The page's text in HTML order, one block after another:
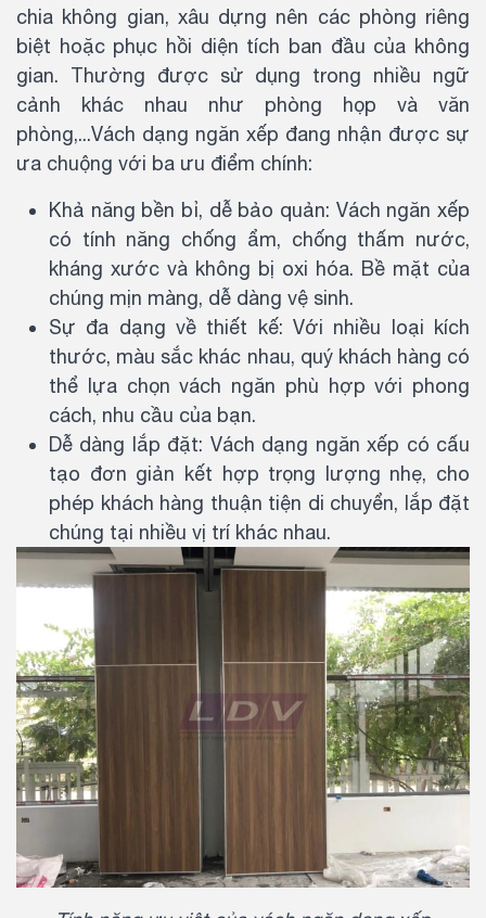
chia không gian, xâu dựng nên các phòng riêng
biệt hoặc phục hồi diện tích ban đầu của không
gian. Thường được sử dụng trong nhiều ngữ
cảnh khác nhau như phòng họp và văn
phòng,...Vách dạng ngăn xếp đang nhận được sự
ưa chuộng với ba ưu điểm chính:
Khả năng bền bỉ, dễ bảo quản: Vách ngăn xếp
có tính năng chống ẩm, chống thấm nước,
kháng xước và không bị oxi hóa. Bề mặt của
chúng mịn màng, dễ dàng vệ sinh.
Sự đa dạng về thiết kế: Với nhiều loại kích
thước, màu sắc khác nhau, quý khách hàng có
thể lựa chọn vách ngăn phù hợp với phong
cách, nhu cầu của bạn.
Dễ dàng lắp đặt: Vách dạng ngăn xếp có cấu
tạo đơn giản kết hợp trọng lượng nhẹ, cho
phép khách hàng thuận tiện di chuyển, lắp đặt
chúng tại nhiều vị trí khác nhau.